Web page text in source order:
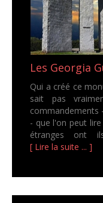
Les Georgia
Qui a créé ce
sait pas
commandements
- que l'on peut
étranges ont
[ Lire la suite ... ]